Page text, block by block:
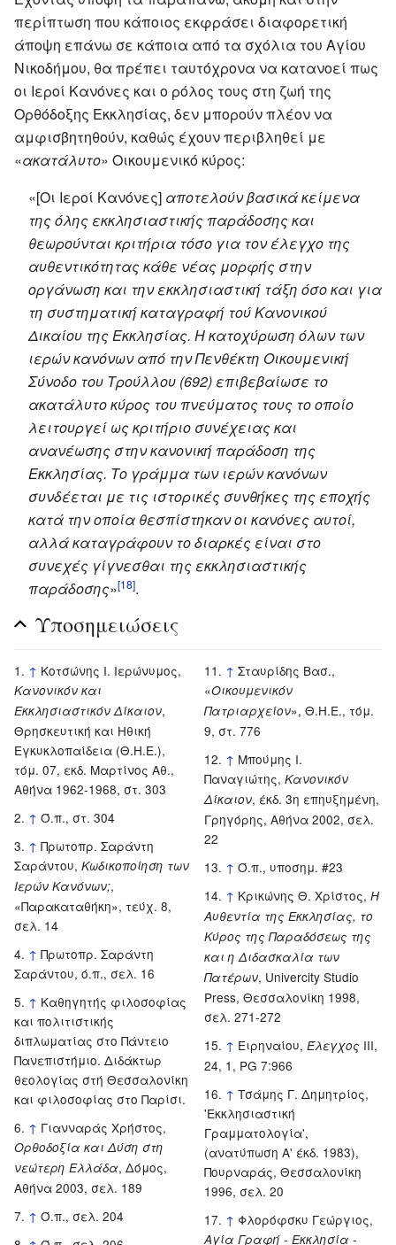
περίπτωση που κάποιος εκφράσει διαφορετική
άποψη επάνω σε κάποια από τα σχόλια του Αγίου
Νικοδήμου, θα πρέπει ταυτόχρονα να κατανοεί πως
οι Ιεροί Κανόνες και ο ρόλος τους στη ζωή της
Ορθόδοξης Εκκλησίας, δεν μπορούν πλέον να
αμφισβητηθούν, καθώς έχουν περιβληθεί με
«ακατάλυτο» Οικουμενικό κύρος:
«[Οι Ιεροί Κανόνες] αποτελούν βασικά κείμενα
της όλης εκκλησιαστικής παράδοσης και
θεωρούνται κριτήρια τόσο για τον έλεγχο της
αυθεντικότητας κάθε νέας μορφής στην
οργάνωση και την εκκλησιαστική τάξη όσο και για
τη συστηματική καταγραφή τού Κανονικού
Δικαίου της Εκκλησίας. Η κατοχύρωση όλων των
ιερών κανόνων από την Πενθέκτη Οικουμενική
Σύνοδο του Τρούλλου (692) επιβεβαίωσε το
ακατάλυτο κύρος του πνεύματος τους το οποίο
λειτουργεί ως κριτήριο συνέχειας και
ανανέωσης στην κανονική παράδοση της
Εκκλησίας. Το γράμμα των ιερών κανόνων
συνδέεται με τις ιστορικές συνθήκες της εποχής
κατά την οποία θεσπίστηκαν οι κανόνες αυτοί,
αλλά καταγράφουν το διαρκές είναι στο
συνεχές γίγνεσθαι της εκκλησιαστικής
παράδοσης»[18].
Υποσημειώσεις
↑ Κοτσώνης Ι. Ιερώνυμος,
Κανονικόν και
Εκκλησιαστικόν Δίκαιον,
Θρησκευτική και Ηθική
Εγκυκλοπαίδεια (Θ.Η.Ε.),
τόμ. 07, εκδ. Μαρτίνος Αθ.,
Αθήνα 1962-1968, στ. 303
↑ Ό.π., στ. 304
↑ Πρωτοπρ. Σαράντη
Σαράντου, Κωδικοποίηση των
Ιερών Κανόνων;,
«Παρακαταθήκη», τεύχ. 8,
σελ. 14
↑ Πρωτοπρ. Σαράντη
Σαράντου, ό.π., σελ. 16
↑ Καθηγητής φιλοσοφίας
και πολιτιστικής
διπλωματίας στο Πάντειο
Πανεπιστήμιο. Διδάκτωρ
θεολογίας στή Θεσσαλονίκη
και φιλοσοφίας στο Παρίσι.
↑ Γιανναράς Χρήστος,
Ορθοδοξία και Δύση στη
νεώτερη Ελλάδα, Δόμος,
Αθήνα 2003, σελ. 189
↑ Ό.π., σελ. 204
↑ Σταυρίδης Βασ.,
«Οικουμενικόν
Πατριαρχείον», Θ.Η.Ε., τόμ.
9, στ. 776
↑ Μπούμης Ι.
Παναγιώτης,Κανονικόν
Δίκαιον, έκδ. 3η επηυξημένη,
Γρηγόρης, Αθήνα 2002, σελ.
22
↑ Ό.π., υποσημ. #23
↑ Κρικώνης Θ. Χρίστος,Η
Αυθεντία της Εκκλησίας, το
Κύρος της Παραδόσεως της
και η Διδασκαλία των
Πατέρων, Univercity Studio
Press, Θεσσαλονίκη 1998,
σελ. 271-272
↑ Ειρηναίου,Έλεγχος III,
24, 1, PG 7:966
↑ Τσάμης Γ. Δημητρίος,
'Εκκλησιαστική
Γραμματολογία',
(ανατύπωση Α' έκδ. 1983),
Πουρναράς, Θεσσαλονίκη
1996, σελ. 20
↑ Φλορόφσκυ Γεώργιος,
Αγία Γραφή - Εκκλησία -